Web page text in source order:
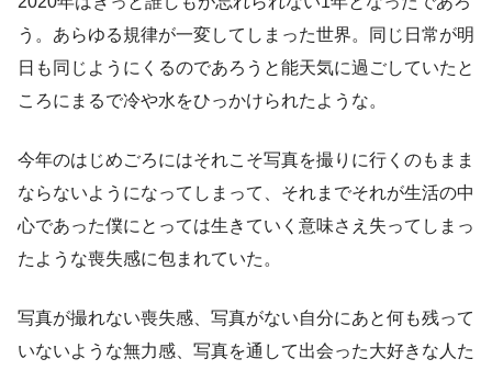
う。あらゆる規律が一変してしまった世界。同じ日常が明
日も同じようにくるのであろうと能天気に過ごしていたと
ころにまるで冷や水をひっかけられたような。
今年のはじめごろにはそれこそ写真を撮りに行くのもまま
ならないようになってしまって、それまでそれが生活の中
心であった僕にとっては生きていく意味さえ失ってしまっ
たような喪失感に包まれていた。
写真が撮れない喪失感、写真がない自分にあと何も残って
いないような無力感、写真を通して出会った大好きな人た